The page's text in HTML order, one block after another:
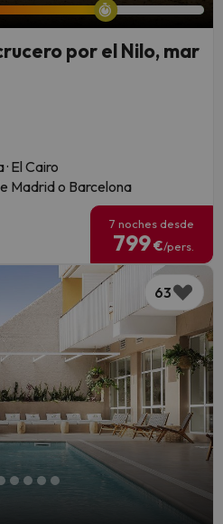
por el Nilo, mar
El Cairo
Madrid o Barcelona
7 noches desde
799€/pers.
63